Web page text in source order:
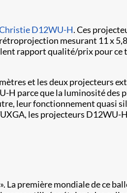
D12WU-H. Ces
mesurant 11 x
rapport qualité/prix pour ce
et les deux projecteurs
H parce que la luminosité des
leur fonctionnement quasi
les projecteurs D12WU-
première mondiale de ce